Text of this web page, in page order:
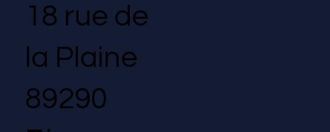
18 rue de
la Plaine
89290